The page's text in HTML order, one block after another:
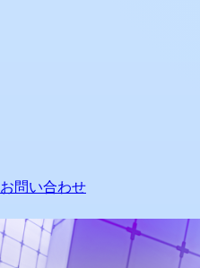
お問い合わせ